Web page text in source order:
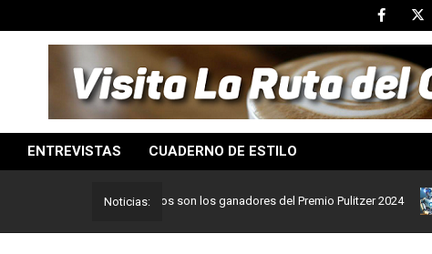
ENTREVISTAS CUADERNO DE ESTILO
Noticias:
del periodismo: Estos son los ganadores del Premio Pulitzer 2024